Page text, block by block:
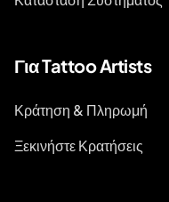
Για Tattoo Artists
Κράτηση & Πληρωμή
Ξεκινήστε Κρατήσεις